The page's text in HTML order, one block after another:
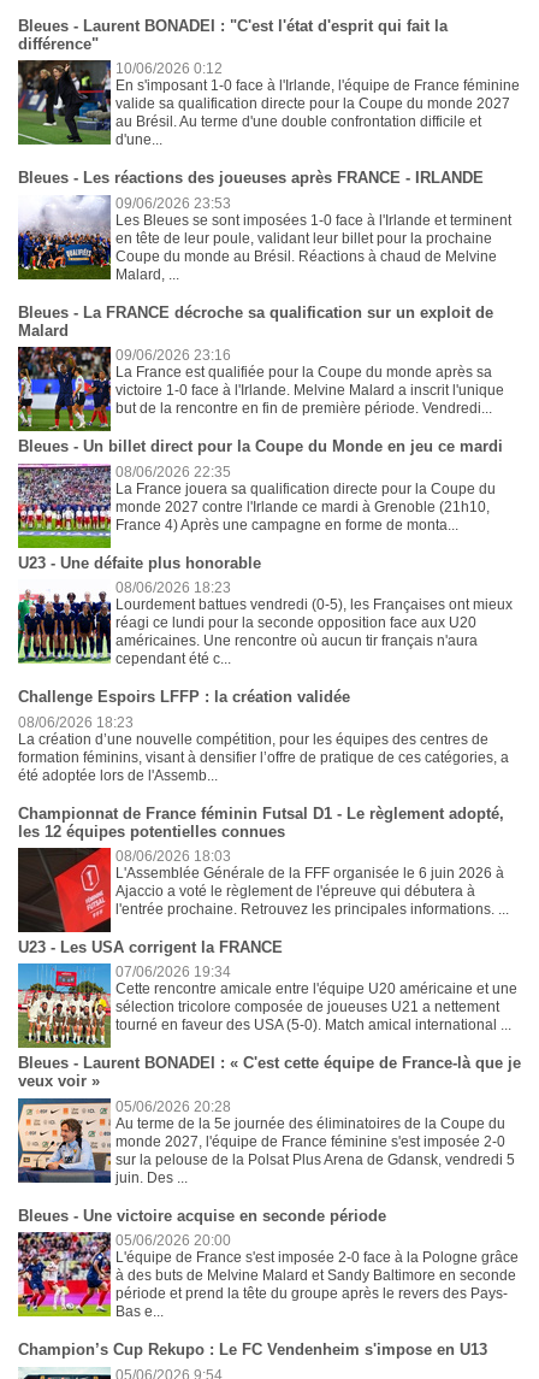
Bleues - Laurent BONADEI : "C'est l'état d'esprit qui fait la
différence"
10/06/2026 0:12
En s'imposant 1-0 face à l'Irlande, l'équipe de France féminine
valide sa qualification directe pour la Coupe du monde 2027
au Brésil. Au terme d'une double confrontation difficile et
d'une...
Bleues - Les réactions des joueuses après FRANCE - IRLANDE
09/06/2026 23:53
Les Bleues se sont imposées 1-0 face à l'Irlande et terminent
en tête de leur poule, validant leur billet pour la prochaine
Coupe du monde au Brésil. Réactions à chaud de Melvine
Malard, ...
Bleues - La FRANCE décroche sa qualification sur un exploit de
Malard
09/06/2026 23:16
La France est qualifiée pour la Coupe du monde après sa
victoire 1-0 face à l'Irlande. Melvine Malard a inscrit l'unique
but de la rencontre en fin de première période. Vendredi...
Bleues - Un billet direct pour la Coupe du Monde en jeu ce mardi
08/06/2026 22:35
La France jouera sa qualification directe pour la Coupe du
monde 2027 contre l'Irlande ce mardi à Grenoble (21h10,
France 4) Après une campagne en forme de monta...
U23 - Une défaite plus honorable
08/06/2026 18:23
Lourdement battues vendredi (0-5), les Françaises ont mieux
réagi ce lundi pour la seconde opposition face aux U20
américaines. Une rencontre où aucun tir français n'aura
cependant été c...
Challenge Espoirs LFFP : la création validée
08/06/2026 18:23
La création d’une nouvelle compétition, pour les équipes des centres de
formation féminins, visant à densifier l’offre de pratique de ces catégories, a
été adoptée lors de l'Assemb...
Championnat de France féminin Futsal D1 - Le règlement adopté,
les 12 équipes potentielles connues
08/06/2026 18:03
L'Assemblée Générale de la FFF organisée le 6 juin 2026 à
Ajaccio a voté le règlement de l'épreuve qui débutera à
l'entrée prochaine. Retrouvez les principales informations. ...
U23 - Les USA corrigent la FRANCE
07/06/2026 19:34
Cette rencontre amicale entre l'équipe U20 américaine et une
sélection tricolore composée de joueuses U21 a nettement
tourné en faveur des USA (5-0). Match amical international ...
Bleues - Laurent BONADEI : « C'est cette équipe de France-là que je
veux voir »
05/06/2026 20:28
Au terme de la 5e journée des éliminatoires de la Coupe du
monde 2027, l'équipe de France féminine s'est imposée 2-0
sur la pelouse de la Polsat Plus Arena de Gdansk, vendredi 5
juin. Des ...
Bleues - Une victoire acquise en seconde période
05/06/2026 20:00
L'équipe de France s'est imposée 2-0 face à la Pologne grâce
à des buts de Melvine Malard et Sandy Baltimore en seconde
période et prend la tête du groupe après le revers des Pays-
Bas e...
Champion’s Cup Rekupo : Le FC Vendenheim s'impose en U13
05/06/2026 9:54